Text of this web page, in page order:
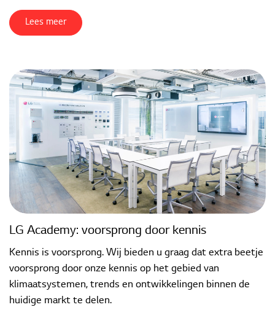
Lees meer
LG Academy: voorsprong door kennis
Kennis is voorsprong. Wij bieden u graag dat extra beetje
voorsprong door onze kennis op het gebied van
klimaatsystemen, trends en ontwikkelingen binnen de
huidige markt te delen.